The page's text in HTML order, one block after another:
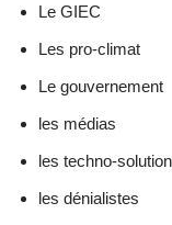
Le GIEC
Les pro-climat
Le gouvernement
les médias
les techno-
les dénialistes